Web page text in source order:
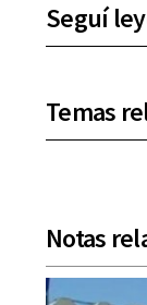
Seguí
Temas
Notas